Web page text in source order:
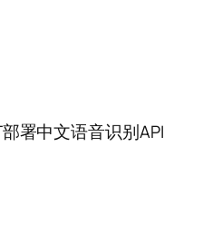
部署中文语音识别API